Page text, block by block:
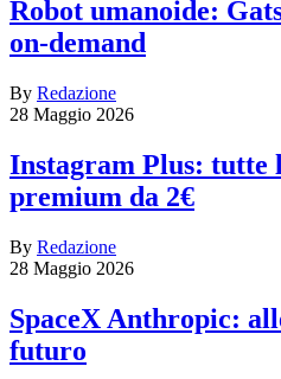
Robot umanoide:
on-demand
By Redazione
28 Maggio 2026
Instagram Plus: tutte
premium da 2€
By Redazione
28 Maggio 2026
SpaceX Anthropic:
futuro